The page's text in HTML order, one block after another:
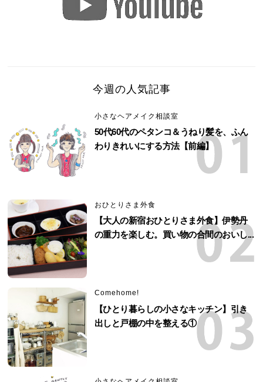
今週の人気記事
小さなヘアメイク相談室
50代60代のペタンコ＆うねり髪を、ふん
わりきれいにする方法【前編】
おひとりさま外食
【大人の新宿おひとりさま外食】伊勢丹
の重力を楽しむ。買い物の合間のおいし...
Comehome!
【ひとり暮らしの小さなキッチン】引き
出しと戸棚の中を整える①